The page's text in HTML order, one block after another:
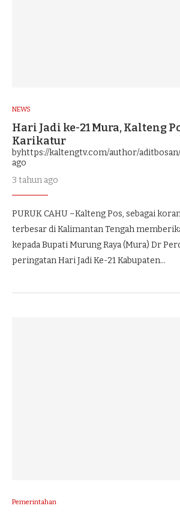
NEWS
Hari Jadi ke-21 Mura, Kalteng
Karikatur
byhttps://kaltengtv.com/author/
ago
3 tahun ago
PURUK CAHU –Kalteng Pos, sebagai
terbesar di Kalimantan Tengah
kepada Bupati Murung Raya (Mura) Dr
peringatan Hari Jadi Ke-21 Kabupaten…
Pemerintahan